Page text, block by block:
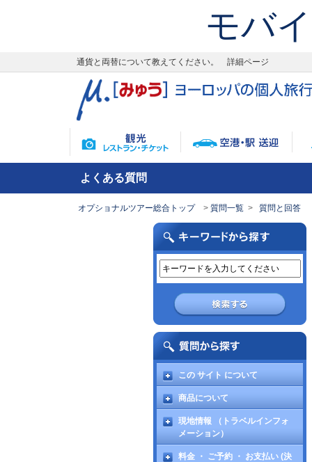
モバ
通貨と両替について教えてください。 詳細ページ
よくある質問
オプショナルツアー総合トップ 質問一覧 質問と回答
この サイト について
商品について
現地情報 （トラベルインフォ
メーション）
料金 ・ ご予約 ・ お支払い (決